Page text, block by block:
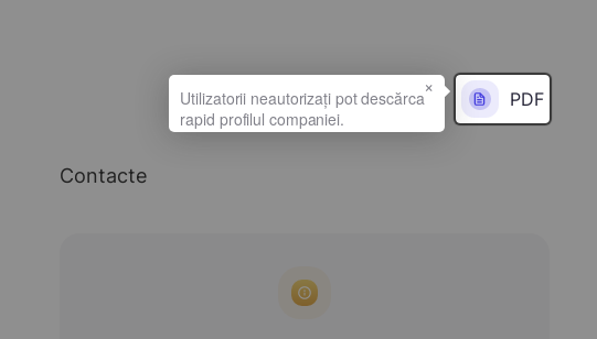
PDF
Contacte
×